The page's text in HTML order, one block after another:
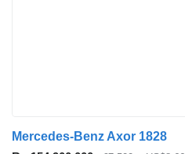
Mercedes-Benz Axor 1828